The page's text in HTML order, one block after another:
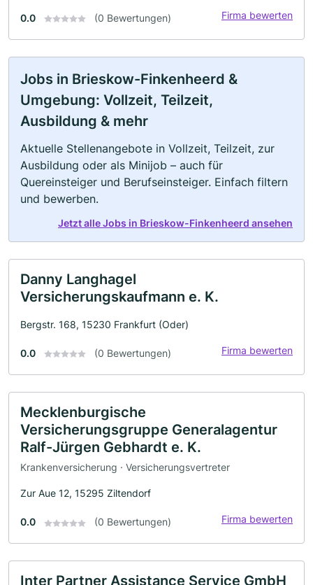
0.0 (0 Bewertungen) Firma bewerten
Jobs in Brieskow-Finkenheerd &
Umgebung: Vollzeit, Teilzeit,
Ausbildung & mehr
Aktuelle Stellenangebote in Vollzeit, Teilzeit, zur
Ausbildung oder als Minijob – auch für
Quereinsteiger und Berufseinsteiger. Einfach filtern
und bewerben.
Jetzt alle Jobs in Brieskow-Finkenheerd ansehen
Danny Langhagel
Versicherungskaufmann e. K.
Bergstr. 168, 15230 Frankfurt (Oder)
0.0 (0 Bewertungen) Firma bewerten
Mecklenburgische
Versicherungsgruppe Generalagentur
Ralf-Jürgen Gebhardt e. K.
Krankenversicherung · Versicherungsvertreter
Zur Aue 12, 15295 Ziltendorf
0.0 (0 Bewertungen) Firma bewerten
Inter Partner Assistance Service GmbH